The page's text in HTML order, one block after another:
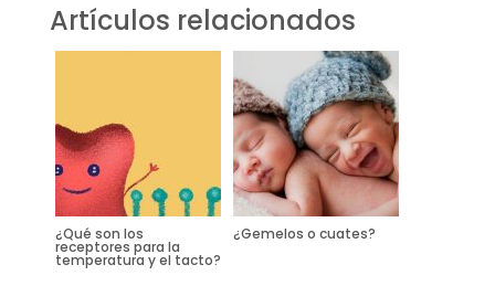
Artículos relacionados
¿Qué son los
receptores para la
temperatura y el tacto?
¿Gemelos o cuates?